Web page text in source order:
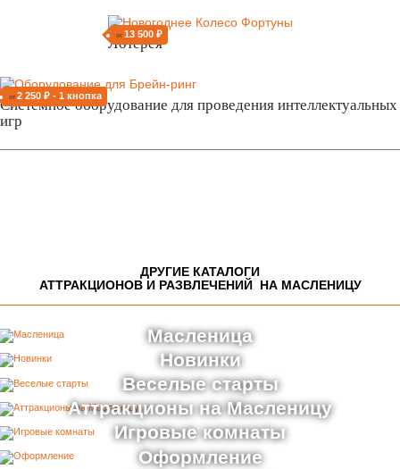
от 13 500 ₽
Лотерея
от 2 250 ₽ - 1 кнопка
Системное оборудование для проведения интеллектуальных
игр
ДРУГИЕ КАТАЛОГИ
АТТРАКЦИОНОВ И РАЗВЛЕЧЕНИЙ НА МАСЛЕНИЦУ
Масленица
Новинки
Веселые старты
Веселые старты на День защиты детей
Аттракционы на Масленицу
Игровые комнаты
Оформление